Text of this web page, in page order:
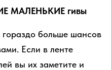
МАЛЕНЬКИЕ гивы
гораздо больше шансов
Если в ленте
вы их заметите и